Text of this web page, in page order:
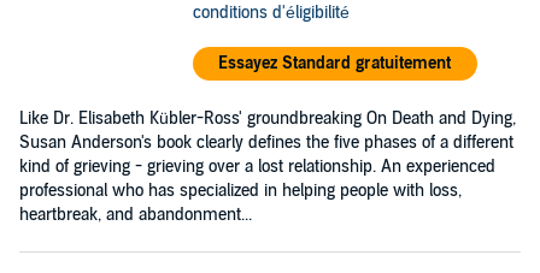
conditions d'éligibilité
Essayez Standard gratuitement
Like Dr. Elisabeth Kübler-Ross' groundbreaking On Death and Dying,
Susan Anderson's book clearly defines the five phases of a different
kind of grieving - grieving over a lost relationship. An experienced
professional who has specialized in helping people with loss,
heartbreak, and abandonment...